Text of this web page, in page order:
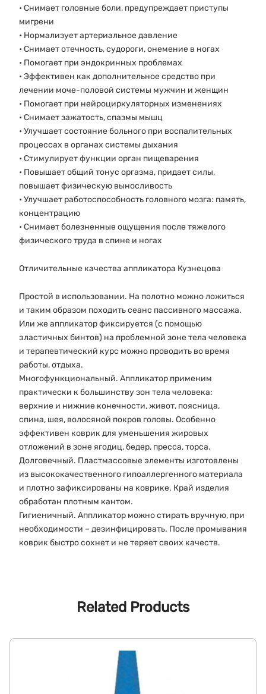
• Снимает головные боли, предупреждает приступы
мигрени
• Нормализует артериальное давление
• Снимает отечность, судороги, онемение в ногах
• Помогает при эндокринных проблемах
• Эффективен как дополнительное средство при
лечении моче-половой системы мужчин и женщин
• Помогает при нейроциркуляторных изменениях
• Снимает зажатость, спазмы мышц
• Улучшает состояние больного при воспалительных
процессах в органах системы дыхания
• Стимулирует функции орган пищеварения
• Повышает общий тонус оргазма, придает силы,
повышает физическую выносливость
• Улучшает работоспособность головного мозга: память,
концентрацию
• Снимает болезненные ощущения после тяжелого
физического труда в спине и ногах
Отличительные качества аппликатора Кузнецова
Простой в использовании. На полотно можно ложиться
и таким образом походить сеанс пассивного массажа.
Или же аппликатор фиксируется (с помощью
эластичных бинтов) на проблемной зоне тела человека
и терапевтический курс можно проводить во время
работы, отдыха.
Многофункциональный. Аппликатор применим
практически к большинству зон тела человека:
верхние и нижние конечности, живот, поясница,
спина, шея, волосяной покров головы. Особенно
эффективен коврик для уменьшения жировых
отложений в зоне ягодиц, бедер, пресса, торса.
Долговечный. Пластмассовые элементы изготовлены
из высококачественного гипоаллергенного материала
и плотно зафиксированы на коврике. Край изделия
обработан плотным кантом.
Гигиеничный. Аппликатор можно стирать вручную, при
необходимости – дезинфицировать. После промывания
коврик быстро сохнет и не теряет своих качеств.
Related Products